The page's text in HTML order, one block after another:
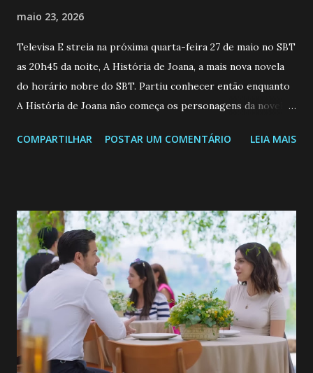
maio 23, 2026
Televisa E streia na próxima quarta-feira 27 de maio no SBT
as 20h45 da noite, A História de Joana, a mais nova novela
do horário nobre do SBT. Partiu conhecer então enquanto
A História de Joana não começa os personagens da novela?
de 25/05/26 a 31/05/26 JOANA GUADALUPE (Camila
permanecer virgem até encontrar o homem que realmente
ama, o que não é fácil, já que dedica todas as suas energias a
se aprimorar, trabalhando, estudando e se orgulhando de
ser a primeira mulher da família a ingressar na
universidade. Ela tem uma personalidade muito alegre, é
muito madura para a idade, determinada, criativa e
empática. Detesta injustiças e é uma ótima amiga. Pode ser
teimosa e muito persistente quando decide fazer algo.
COMPARTILHAR POSTAR UM COMENTÁRIO LEIA MAIS